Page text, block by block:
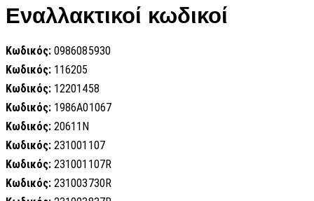
Εναλλακτικοί κωδικοί
Κωδικός: 0986085930
Κωδικός: 116205
Κωδικός: 12201458
Κωδικός: 1986A01067
Κωδικός: 20611N
Κωδικός: 231001107
Κωδικός: 231001107R
Κωδικός: 231003730R